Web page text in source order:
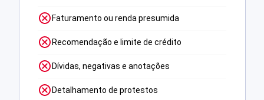
Faturamento ou renda presumida
Recomendação e limite de crédito
Dívidas, negativas e anotações
Detalhamento de protestos